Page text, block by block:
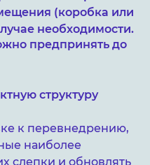
(коробка или
необходимости.
предпринять до
структуру
к перевнедрению,
наиболее
слепки и обновлять